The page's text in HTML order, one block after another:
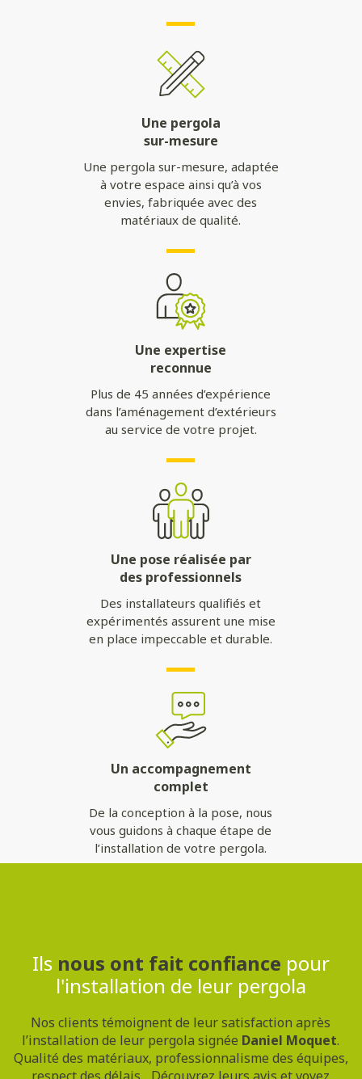
Une pergola
sur-mesure
Une pergola sur-mesure, adaptée
à votre espace ainsi qu’à vos
envies, fabriquée avec des
matériaux de qualité.
Une expertise
reconnue
Plus de 45 années d’expérience
dans l’aménagement d’extérieurs
au service de votre projet.
Une pose réalisée par
des professionnels
Des installateurs qualifiés et
expérimentés assurent une mise
en place impeccable et durable.
Un accompagnement
complet
De la conception à la pose, nous
vous guidons à chaque étape de
l’installation de votre pergola.
Ils nous ont fait confiance pour
l'installation de leur pergola
Nos clients témoignent de leur satisfaction après
l’installation de leur pergola signée Daniel Moquet.
Qualité des matériaux, professionnalisme des équipes,